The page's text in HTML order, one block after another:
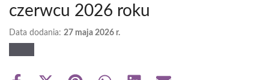
czerwcu 2026 roku
Data dodania: 27 maja 2026 r.